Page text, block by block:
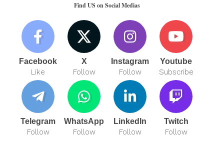
Find US on Social Medias
Facebook
Like
X
Follow
Instagram
Follow
Youtube
Subscribe
Telegram
Follow
WhatsApp
Follow
LinkedIn
Follow
Twitch
Follow